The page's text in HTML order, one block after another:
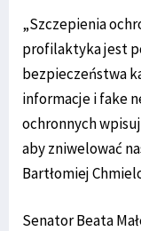
„Szczepienia
profilaktyka jest
bezpieczeństwa
informacje i fake
ochronnych
aby zniwelować
Bartłomiej
Senator Beata